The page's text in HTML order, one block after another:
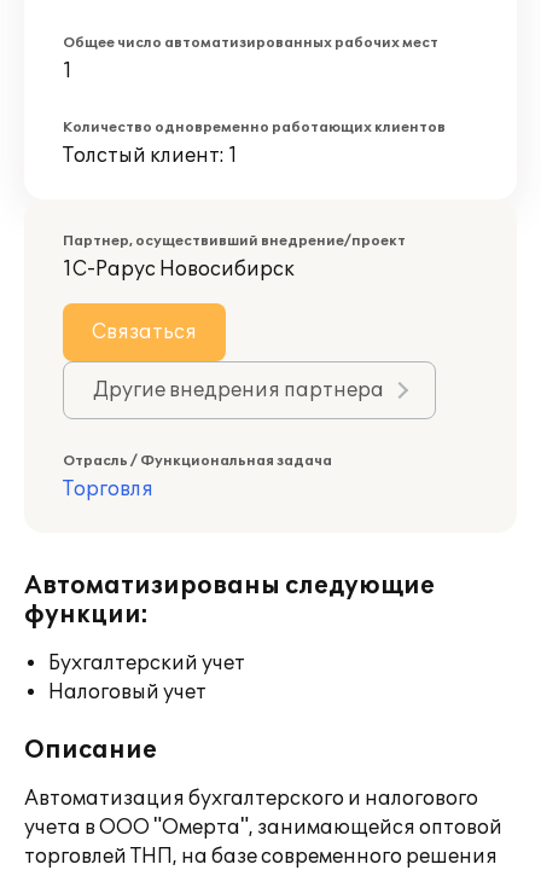
Общее число автоматизированных рабочих мест
1
Количество одновременно работающих клиентов
Толстый клиент: 1
Партнер, осуществивший внедрение/проект
1С-Рарус Новосибирск
Связаться
Другие внедрения партнера
Отрасль / Функциональная задача
Торговля
Автоматизированы следующие
функции:
Бухгалтерский учет
Налоговый учет
Описание
Автоматизация бухгалтерского и налогового
учета в ООО "Омерта", занимающейся оптовой
торговлей ТНП, на базе современного решения